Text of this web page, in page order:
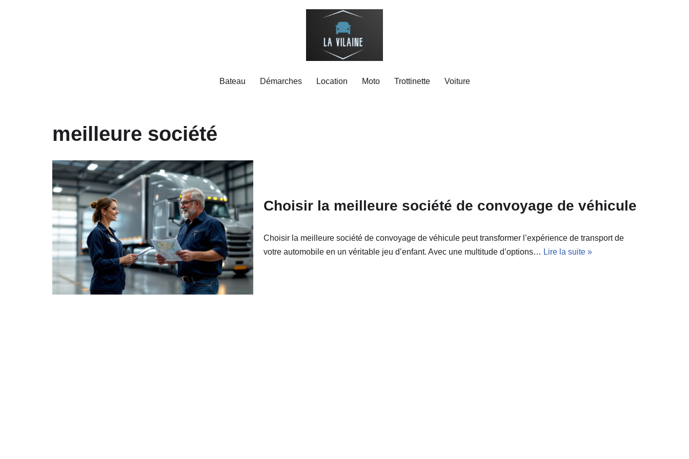
Bateau Démarches Location Moto Trottinette Voiture
meilleure société
Choisir la meilleure société de convoyage de véhicule
Choisir la meilleure société de convoyage de véhicule peut transformer l’expérience de transport de
votre automobile en un véritable jeu d’enfant. Avec une multitude d’options… Lire la suite »